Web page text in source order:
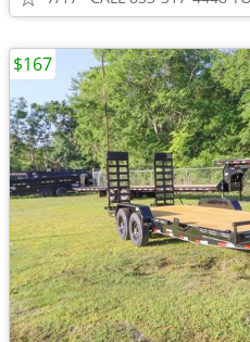
$167